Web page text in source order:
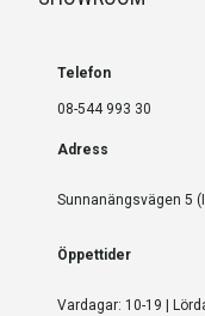
Telefon
08-544 993 30
Adress
Sunnanängsvägen 5
Öppettider
Vardagar: 10-19 |